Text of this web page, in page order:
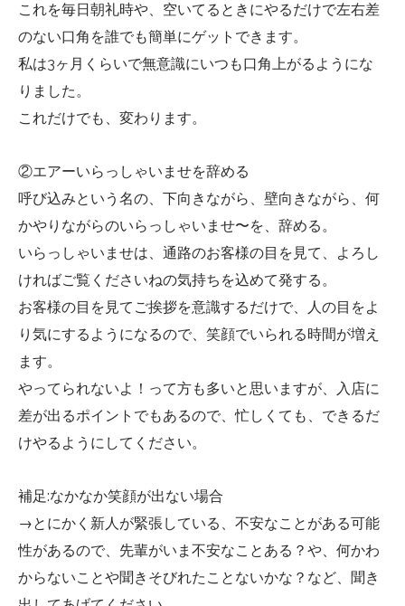
これを毎日朝礼時や、空いてるときにやるだけで左右差
のない口角を誰でも簡単にゲットできます。
私は3ヶ月くらいで無意識にいつも口角上がるようにな
りました。
これだけでも、変わります。
②エアーいらっしゃいませを辞める
呼び込みという名の、下向きながら、壁向きながら、何
かやりながらのいらっしゃいませ〜を、辞める。
いらっしゃいませは、通路のお客様の目を見て、よろし
ければご覧くださいねの気持ちを込めて発する。
お客様の目を見てご挨拶を意識するだけで、人の目をよ
り気にするようになるので、笑顔でいられる時間が増え
ます。
やってられないよ！って方も多いと思いますが、入店に
差が出るポイントでもあるので、忙しくても、できるだ
けやるようにしてください。
補足:なかなか笑顔が出ない場合
→とにかく新人が緊張している、不安なことがある可能
性があるので、先輩がいま不安なことある？や、何かわ
からないことや聞きそびれたことないかな？など、聞き